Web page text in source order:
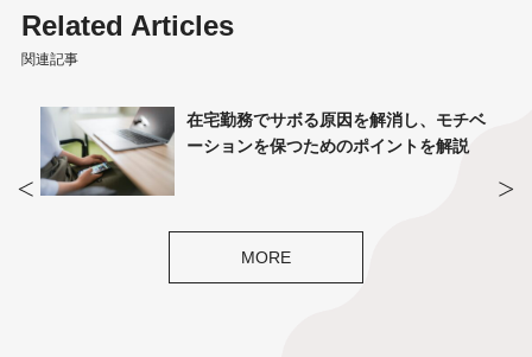
Related Articles
関連記事
通勤時間を短縮するには？サテライトオ
フィス導入でワークライフバランスを実
MORE